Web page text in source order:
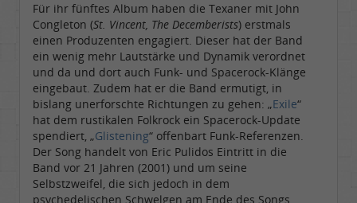
Für ihr fünftes Album haben die Texaner mit John
Congleton (St. Vincent, The Decemberists) erstmals
einen Produzenten engagiert. Dieser hat der Band
ein wenig mehr Lautstärke und Dynamik verordnet
und da und dort auch Funk- und Spacerock-Klänge
eingebaut. Zudem hat er die Band ermutigt, in
bislang unerforschte Richtungen zu gehen: „Exile“
hat dem rustikalen Folkrock ein Spacerock-Update
spendiert, „Glistening“ offenbart Funk-Referenzen.
Der Song handelt von Eric Pulidos Eintritt in die
Band vor 21 Jahren (2001) und um seine
Selbstzweifel, die sich jedoch in dem
psychedelischen Schwelgen am Ende des Songs